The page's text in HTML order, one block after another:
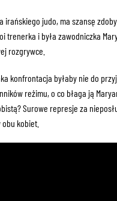
irańskiego judo, ma szansę
trenerka i była zawodniczka
rozgrywce.
konfrontacja byłaby nie do
reżimu, o co błaga ją
Surowe represje za
kobiet.